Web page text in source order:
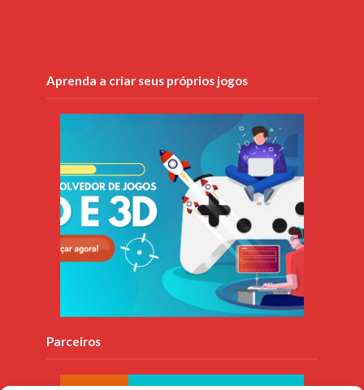
Aprenda a criar seus próprios jogos
Parceiros